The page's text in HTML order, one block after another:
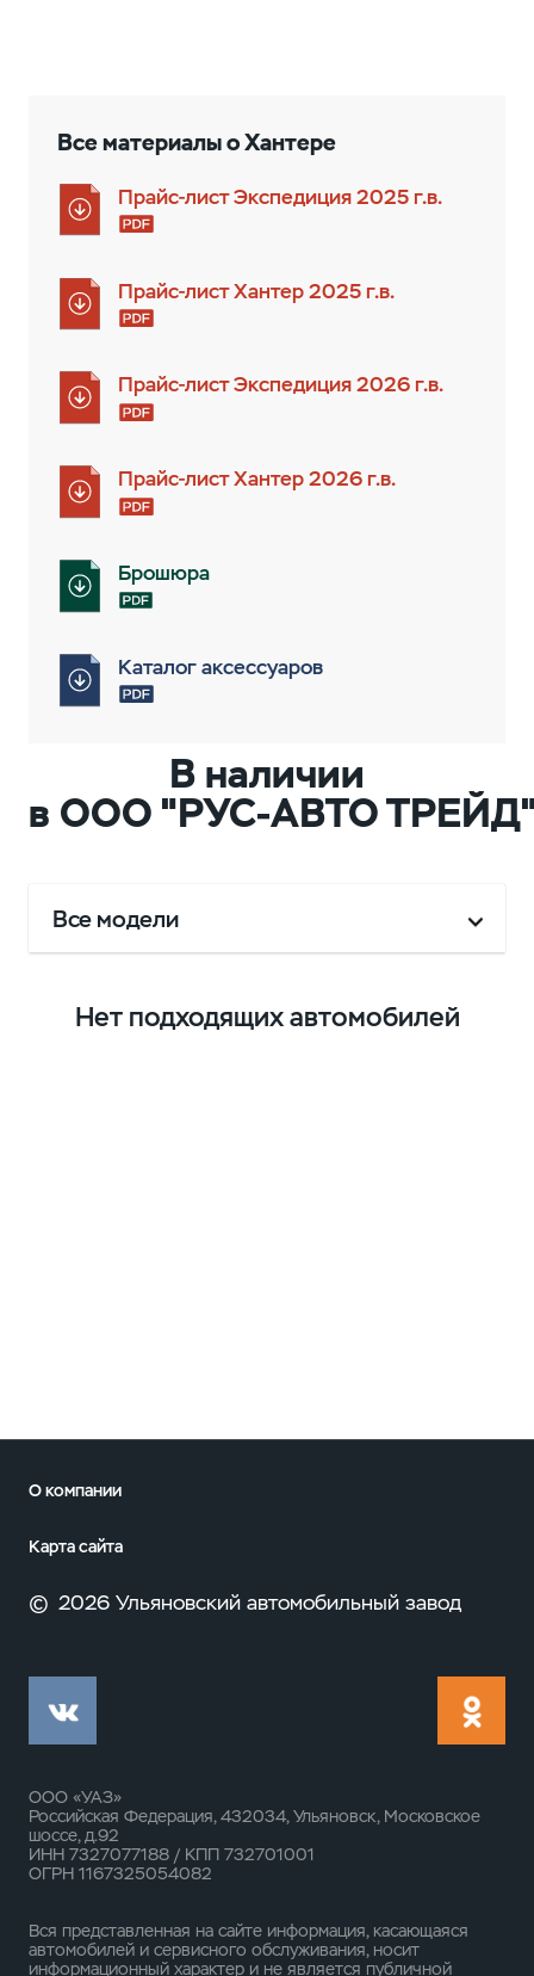
Все материалы о Хантерe
Прайс-лист Экспедиция 2025 г.в.
Прайс-лист Хантер 2025 г.в.
Прайс-лист Экспедиция 2026 г.в.
Прайс-лист Хантер 2026 г.в.
Брошюра
Каталог аксессуаров
В наличии
в ООО "РУС-АВТО
Все модели
Нет подходящих автомобилей
О компании
Карта сайта
© 2026 Ульяновский автомобильный завод
ООО «УАЗ»
Российская Федерация, 432034, Ульяновск, Московское
шоссе, д.92
ИНН 7327077188 / КПП 732701001
ОГРН 1167325054082
Вся представленная на сайте информация, касающаяся
автомобилей и сервисного обслуживания, носит
информационный характер и не является публичной